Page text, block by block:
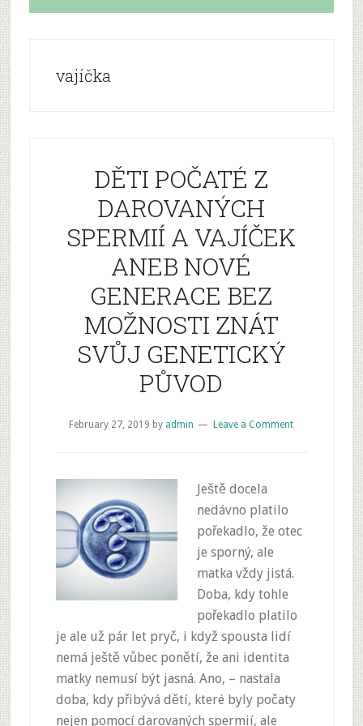
vajíčka
DĚTI POČATÉ Z
DAROVANÝCH
SPERMIÍ A VAJÍČEK
ANEB NOVÉ
GENERACE BEZ
MOŽNOSTI ZNÁT
SVŮJ GENETICKÝ
PŮVOD
February 27, 2019 by admin Leave a Comment
Ještě docela
nedávno platilo
pořekadlo, že otec
je sporný, ale
matka vždy jistá.
Doba, kdy tohle
pořekadlo platilo
je ale už pár let pryč, i když spousta lidí
nemá ještě vůbec ponětí, že ani identita
matky nemusí být jasná. Ano, – nastala
doba, kdy přibývá dětí, které byly počaty
nejen pomocí darovaných spermií, ale